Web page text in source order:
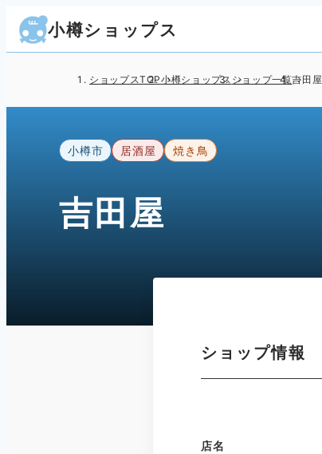
小樽ショップス
ショップスTOP小樽ショップス ショップ一覧吉田屋
小樽市 居酒屋 焼き鳥
吉田屋
ショップ情報
店名